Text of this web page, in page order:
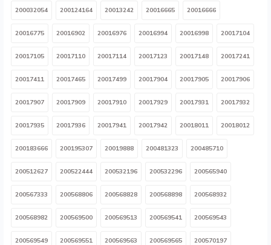
200032054 200124164 20013242 20016665 20016666
20016775 20016902 20016976 20016994 20016998 20017104
20017105 20017110 20017114 20017123 20017148 20017241
20017411 20017465 20017499 20017904 20017905 20017906
20017907 20017909 20017910 20017929 20017931 20017932
20017935 20017936 20017941 20017942 20018011 20018012
200183666 200195307 20019888 200481323 200485710
200512627 200522444 200532196 200532296 200565940
200567333 200568806 200568828 200568898 200568932
200568982 200569500 200569513 200569541 200569543
200569549 200569551 200569563 200569565 200570197